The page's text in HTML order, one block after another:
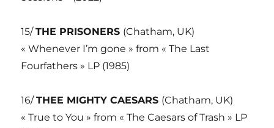
15/THE PRISONERS (Chatham, UK)
« Whenever I’m gone » from « The Last
Fourfathers » LP (1985)
16/THEE MIGHTY CAESARS (Chatham, UK)
« True to You » from « The Caesars of Trash » LP